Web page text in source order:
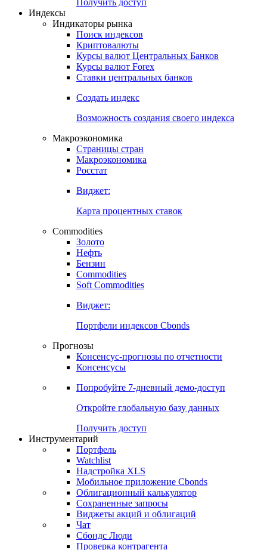
Попробуйте7-дневный
Откройте глобальную базу данных
Получить доступ
Индикаторы рынка
Поиск индексов
Курсы валют Центральных Банков
Ставки центральных банков
Создать индекс
Возможность создания своего индекса
Страницы стран
Росстат
Виджет:
Карта процентных ставок
Commodities
Золото
Бензин
Soft Commodities
Виджет:
Портфели индексов Cbonds
Прогнозы
Консенсусы
Попробуйте7-дневный
Откройте глобальную базу данных
Получить доступ
Инструментарий
Портфель
Watchlist
Надстройка XLS
Мобильное приложение Cbonds
Облигационный калькулятор
Сохраненные запросы